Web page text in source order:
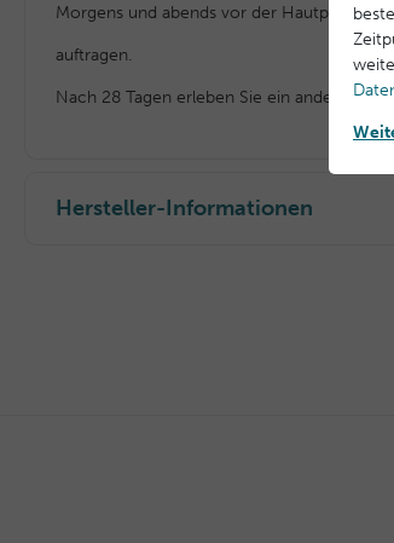
Morgens und abends vor der Hautpflege
auftragen.
Nach 28 Tagen erleben Sie ein anderes
Hersteller-Informationen
Domaine des Châtaigniers 00, 83520